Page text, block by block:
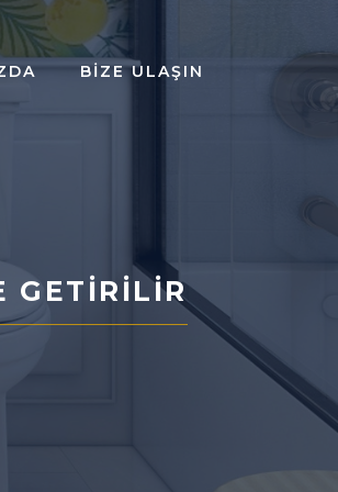
BIZE ULAŞIN
GETIRILIR